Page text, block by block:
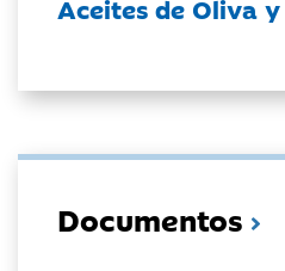
Aceites de Oliva
Documentos